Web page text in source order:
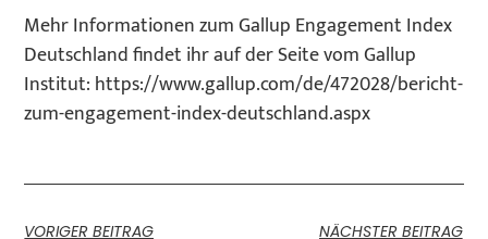
Mehr Informationen zum Gallup Engagement Index
Deutschland findet ihr auf der Seite vom Gallup
Institut: https://www.gallup.com/de/472028/bericht-
zum-engagement-index-deutschland.aspx
VORIGER BEITRAG NÄCHSTER BEITRAG